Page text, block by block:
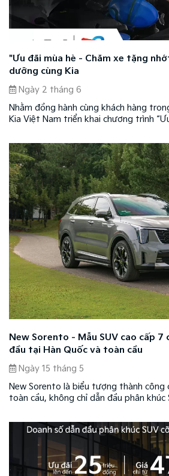
"Ưu đãi mùa hè - Chăm xe tặng
dưỡng cùng Kia
Ngày 2 tháng 6
Nhằm đồng hành cùng khách hàng
Kia Việt Nam triển khai chương trình
toàn quốc.
New Sorento - Mẫu SUV cao cấp 7
đầu tại Hàn Quốc và toàn cầu
Ngày 15 tháng 5
New Sorento là biểu tượng thành
toàn cầu, không chỉ dẫn đầu phân khúc
Hàn Quốc.